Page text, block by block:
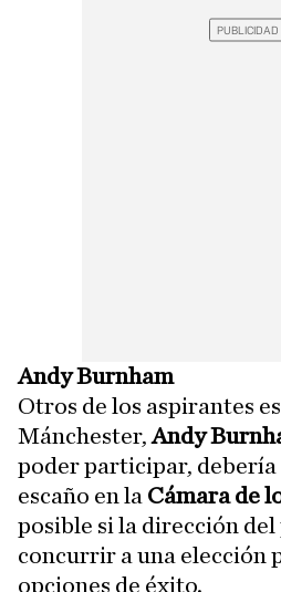
Andy Burnham
Otros de los aspirantes
Mánchester,Andy
poder participar, debería
escaño en la Cámara de
posible si la dirección
concurrir a una elección
opciones de éxito.